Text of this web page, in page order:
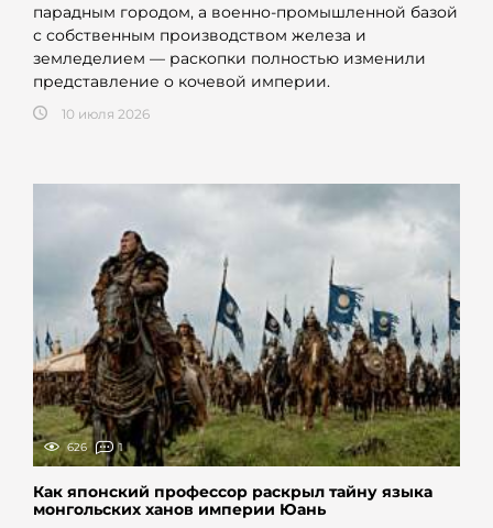
парадным городом, а военно-промышленной базой
с собственным производством железа и
земледелием — раскопки полностью изменили
представление о кочевой империи.
10 июля 2026
626 1
Как японский профессор раскрыл тайну языка
монгольских ханов империи Юань